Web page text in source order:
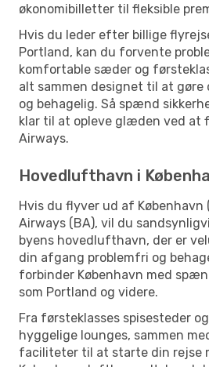
økonomibilletter til fleksible
Hvis du leder efter billige
Portland, kan du forvente
komfortable sæder og
alt sammen designet til at gøre
og behagelig. Så spænd
klar til at opleve glæden ved at
Airways.
Hovedlufthavn i
Hvis du flyver ud af København
Airways (BA), vil du
byens hovedlufthavn, der er
din afgang problemfri og
forbinder København med
som Portland og videre.
Fra førsteklasses spisesteder
hyggelige lounges, sammen
faciliteter til at starte din rejse